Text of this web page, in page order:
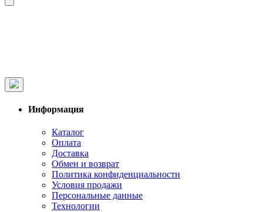
Информация
Каталог
Оплата
Доставка
Обмен и возврат
Политика конфиденциальности
Условия продажи
Персональные данные
Технологии